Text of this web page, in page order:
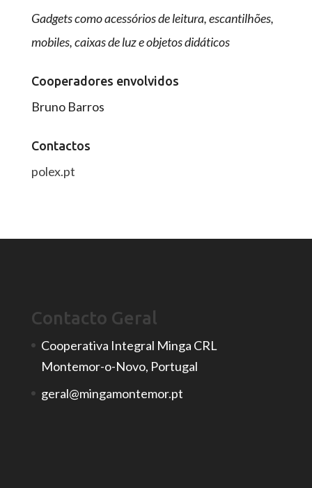
Gadgets como acessórios de leitura, escantilhões,
mobiles, caixas de luz e objetos didáticos
Cooperadores envolvidos
Bruno Barros
Contactos
polex.pt
Contacto Geral
Cooperativa Integral Minga CRL
Montemor-o-Novo, Portugal
geral@mingamontemor.pt